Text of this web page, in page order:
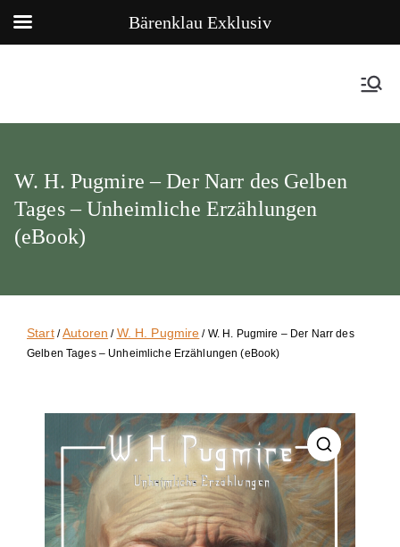
W. H. Pugmire – Der Narr des Gelben
Tages – Unheimliche Erzählungen
(eBook)
Start/Autoren / W. H. Pugmire / W. H. Pugmire – Der Narr des
Gelben Tages – Unheimliche Erzählungen (eBook)
Bärenklau Exklusiv